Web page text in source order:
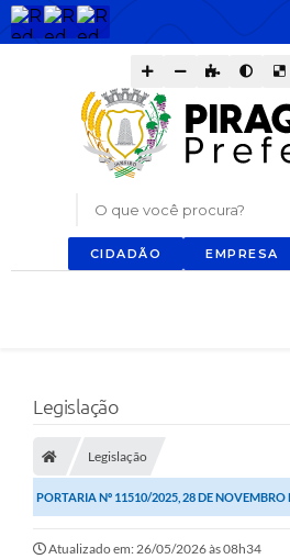
O que você procura?
CIDADÃO EMPRESA
Legislação
Legislação
PORTARIA Nº 11510/2025, 28 DE NOVEMBRO
Atualizado em: 26/05/2026 às 08h34